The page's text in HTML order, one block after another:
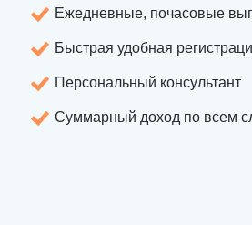
Ежедневные, почасовые
Быстрая удобная
Персональный консультант
Суммарный доход по всем